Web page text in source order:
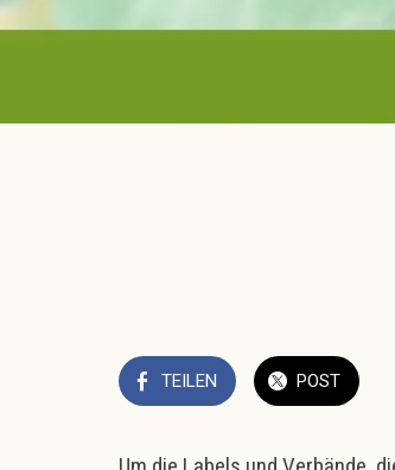
TEILEN POST